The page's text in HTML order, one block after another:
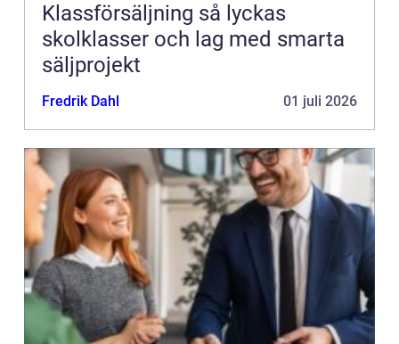
Klassförsäljning så lyckas
skolklasser och lag med smarta
säljprojekt
Fredrik Dahl 01 juli 2026